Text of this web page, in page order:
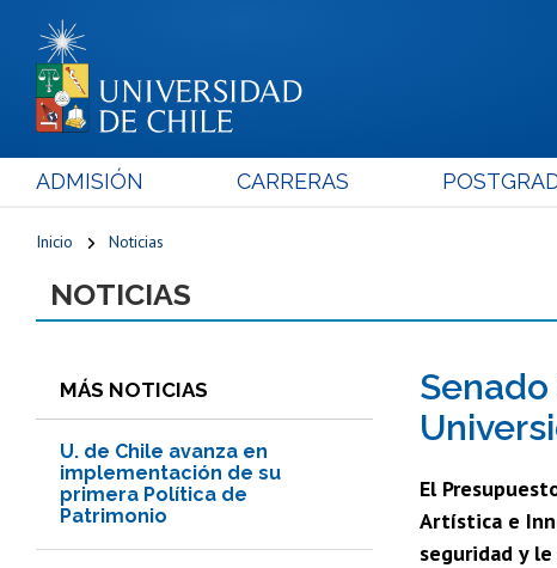
ADMISIÓN CARRERAS
Inicio Noticias
NOTICIAS
MÁS NOTICIAS
U. de Chile avanza en
implementación de su
primera Política de
Patrimonio
El
Artística e
seguridad y